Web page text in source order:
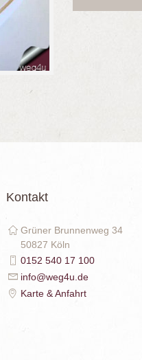
Kontakt
Grüner Brunnenweg 34
50827 Köln
0152 540 17 100
info@weg4u.de
Karte & Anfahrt